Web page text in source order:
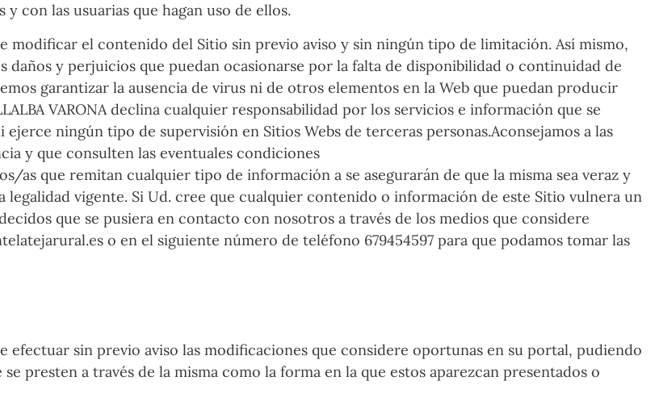
con las usuarias que hagan uso de ellos.
modificar el contenido del Sitio sin previo aviso y sin ningún tipo de limitación. Así mismo,
daños y perjuicios que puedan ocasionarse por la falta de disponibilidad o continuidad de
garantizar la ausencia de virus ni de otros elementos en la Web que puedan producir
VARONA declina cualquier responsabilidad por los servicios e información que se
ningún tipo de supervisión en Sitios Webs de terceras personas.Aconsejamos a las
y que consulten las eventuales condiciones
as que remitan cualquier tipo de información a se asegurarán de que la misma sea veraz y
vigente. Si Ud. cree que cualquier contenido o información de este Sitio vulnera un
que se pusiera en contacto con nosotros a través de los medios que considere
o en el siguiente número de teléfono 679454597 para que podamos tomar las
efectuar sin previo aviso las modificaciones que considere oportunas en su portal, pudiendo
presten a través de la misma como la forma en la que estos aparezcan presentados o